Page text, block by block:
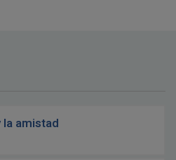
amistad